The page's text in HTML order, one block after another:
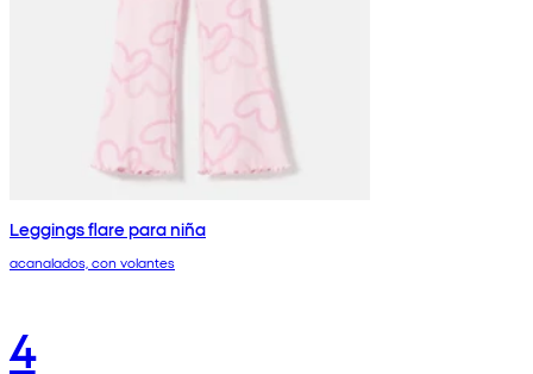
Leggings flare para niña
acanalados, con volantes
4